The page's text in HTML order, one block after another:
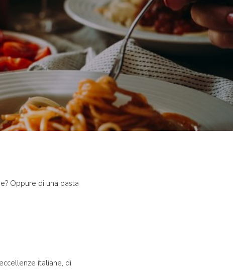
Oppure di una pasta
italiane, di